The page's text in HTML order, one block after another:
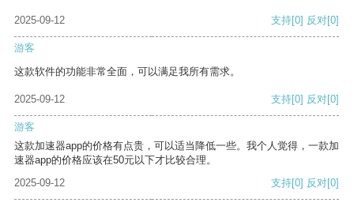
2025-09-12 支持[0] 反对[0]
游客
这款软件的功能非常全面，可以满足我所有需求。
2025-09-12 支持[0] 反对[0]
游客
这款加速器app的价格有点贵，可以适当降低一些。我个人觉得，一款加
速器app的价格应该在50元以下才比较合理。
2025-09-12
支持[0] 反对[0]